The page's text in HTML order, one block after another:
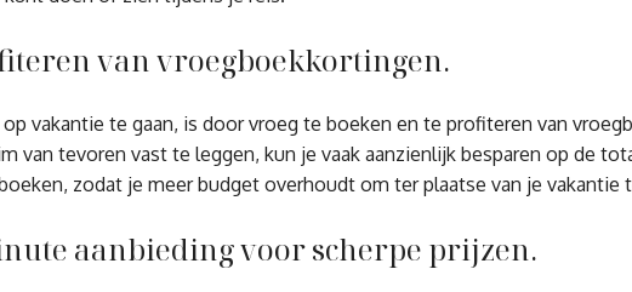
van vroegboekkortingen.
vakantie te gaan, is door vroeg te boeken en te profiteren van
van tevoren vast te leggen, kun je vaak aanzienlijk besparen op de
zodat je meer budget overhoudt om ter plaatse van je vakantie
aanbieding voor scherpe prijzen.